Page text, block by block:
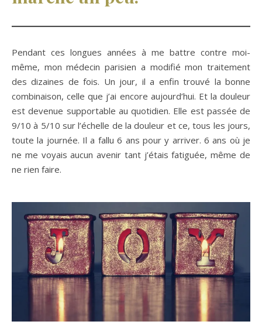
Pendant ces longues années à me battre contre moi-
même, mon médecin parisien a modifié mon traitement
des dizaines de fois. Un jour, il a enfin trouvé la bonne
combinaison, celle que j’ai encore aujourd’hui. Et la douleur
est devenue supportable au quotidien. Elle est passée de
9/10 à 5/10 sur l’échelle de la douleur et ce, tous les jours,
toute la journée. Il a fallu 6 ans pour y arriver. 6 ans où je
ne me voyais aucun avenir tant j’étais fatiguée, même de
ne rien faire.